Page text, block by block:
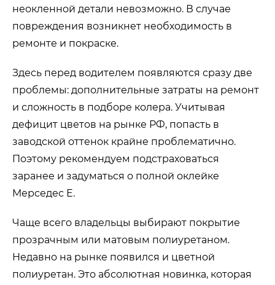
неокленной детали невозможно. В случае
повреждения возникнет необходимость в
ремонте и покраске.
Здесь перед водителем появляются сразу две
проблемы: дополнительные затраты на ремонт
и сложность в подборе колера. Учитывая
дефицит цветов на рынке РФ, попасть в
заводской оттенок крайне проблематично.
Поэтому рекомендуем подстраховаться
заранее и задуматься о полной оклейке
Мерседес Е.
Чаще всего владельцы выбирают покрытие
прозрачным или матовым полиуретаном.
Недавно на рынке появился и цветной
полиуретан. Это абсолютная новинка, которая